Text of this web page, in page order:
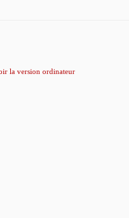
la version ordinateur